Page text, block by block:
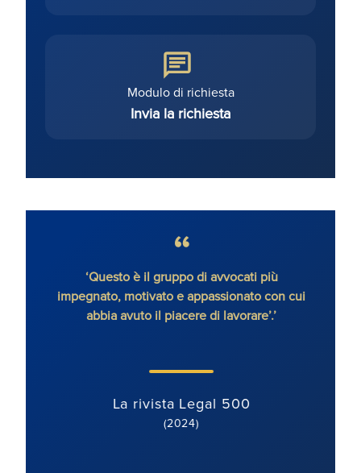
Modulo di richiesta
Invia la richiesta
‘Questo è il gruppo di avvocati più
impegnato, motivato e appassionato con cui
abbia avuto il piacere di lavorare’.’
La rivista Legal 500
(2024)